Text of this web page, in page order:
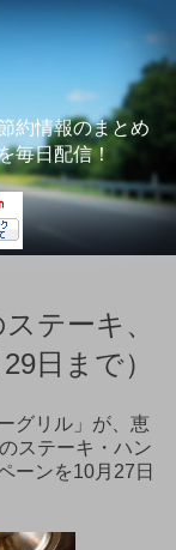
約情報のまとめ
毎日配信！
テーキ、
日まで）
グリル」が、恵
ステーキ・ハン
ーンを10月27日